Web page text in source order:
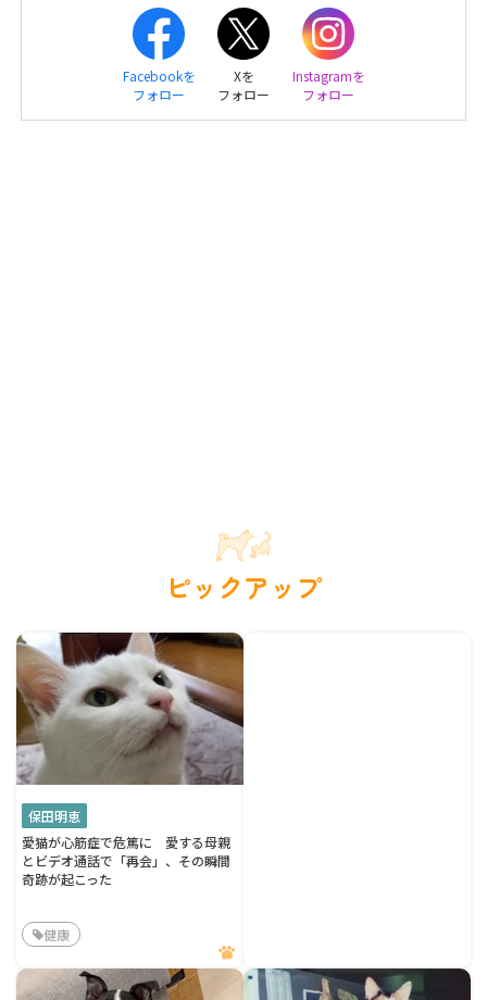
Facebookを
フォロー
Xを
フォロー
Instagramを
フォロー
ピックアップ
保田明恵
愛猫が心筋症で危篤に 愛する母親
とビデオ通話で「再会」、その瞬間
奇跡が起こった
健康